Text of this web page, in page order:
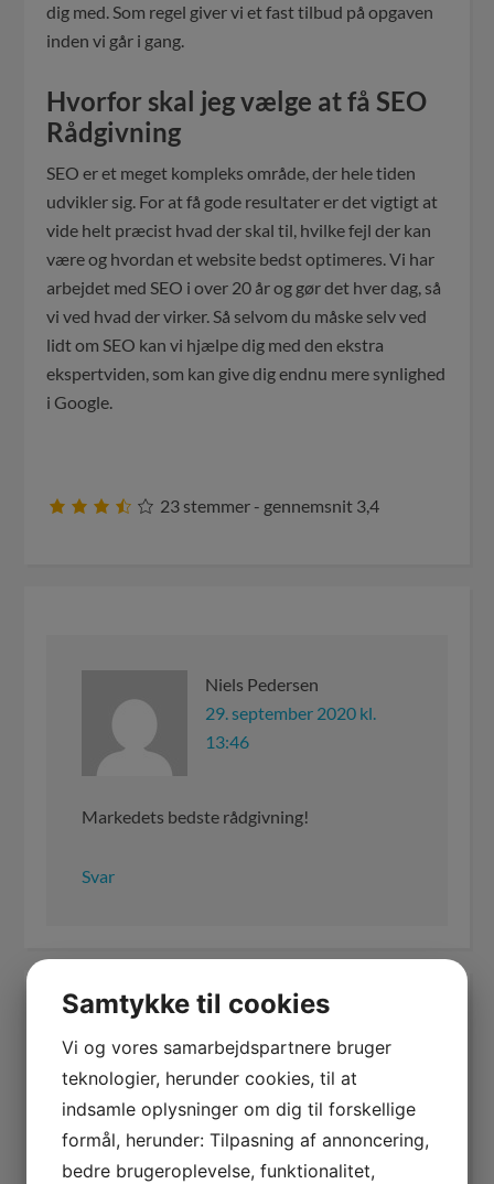
dig med. Som regel giver vi et fast tilbud på opgaven
inden vi går i gang.
Hvorfor skal jeg vælge at få SEO
Rådgivning
SEO er et meget kompleks område, der hele tiden
udvikler sig. For at få gode resultater er det vigtigt at
vide helt præcist hvad der skal til, hvilke fejl der kan
være og hvordan et website bedst optimeres. Vi har
arbejdet med SEO i over 20 år og gør det hver dag, så
vi ved hvad der virker. Så selvom du måske selv ved
lidt om SEO kan vi hjælpe dig med den ekstra
ekspertviden, som kan give dig endnu mere synlighed
i Google.
23 stemmer - gennemsnit 3,4
Niels Pedersen
29. september 2020 kl.
13:46
Markedets bedste rådgivning!
Svar
SKRIV EN KOMMENTAR
Din e-mailadresse vil ikke blive publiceret.Krævede
felter er markeret med *
Kommentar
Samtykke til cookies
Vi og vores samarbejdspartnere bruger
teknologier, herunder cookies, til at
indsamle oplysninger om dig til forskellige
formål, herunder: Tilpasning af annoncering,
bedre brugeroplevelse, funktionalitet,